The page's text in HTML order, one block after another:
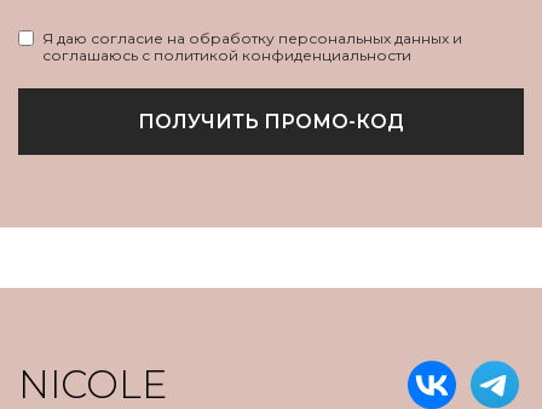
Я даю согласие на обработку персональных данных и
соглашаюсь с политикой конфиденциальности
ПОЛУЧИТЬ ПРОМО-КОД
NICOLE